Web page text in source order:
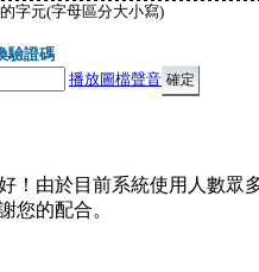
字元(字母區分大小寫)
驗證碼
播放圖檔聲音
！由於目前系統使用人數眾
您的配合。